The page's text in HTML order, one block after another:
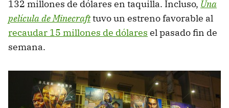
132 millones de dólares en taquilla. Incluso, Una
película de Minecrafttuvo un estreno favorable al
recaudar 15 millones de dólares el pasado fin de
semana.